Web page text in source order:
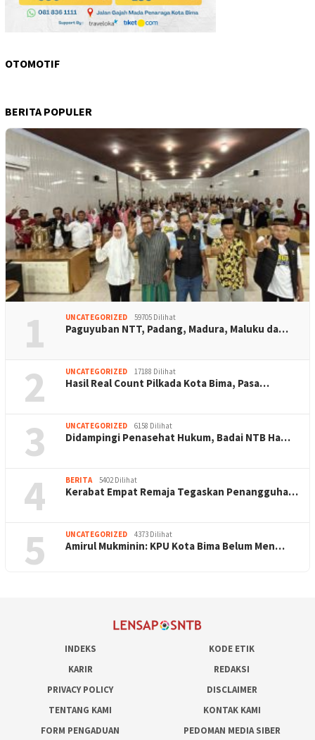
OTOMOTIF
BERITA POPULER
1 UNCATEGORIZED 59705 Dilihat
Paguyuban NTT, Padang, Madura, Maluku da…
2 UNCATEGORIZED 17188 Dilihat
Hasil Real Count Pilkada Kota Bima, Pasa…
3 UNCATEGORIZED 6158 Dilihat
Didampingi Penasehat Hukum, Badai NTB Ha…
4 BERITA 5402 Dilihat
Kerabat Empat Remaja Tegaskan Penangguha…
5 UNCATEGORIZED 4373 Dilihat
Amirul Mukminin: KPU Kota Bima Belum Men…
INDEKS
KODE ETIK
KARIR
REDAKSI
PRIVACY POLICY
DISCLAIMER
TENTANG KAMI
KONTAK KAMI
FORM PENGADUAN
PEDOMAN MEDIA SIBER